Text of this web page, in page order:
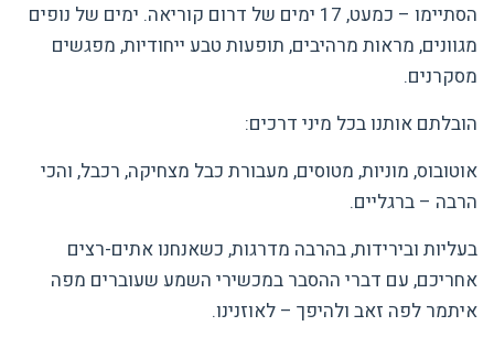
הסתיימו – כמעט, 17 ימים של דרום קוריאה. ימים של נופים
מגוונים, מראות מרהיבים, תופעות טבע ייחודיות, מפגשים
מסקרנים.
הובלתם אותנו בכל מיני דרכים:
אוטובוס, מוניות, מטוסים, מעבורת כבל מצחיקה, רכבל, והכי
הרבה – ברגליים.
בעליות ובירידות, בהרבה מדרגות, כשאנחנו אתים-רצים
אחריכם, עם דברי ההסבר במכשירי השמע שעוברים מפה
איתמר לפה זאב ולהיפך – לאוזנינו.